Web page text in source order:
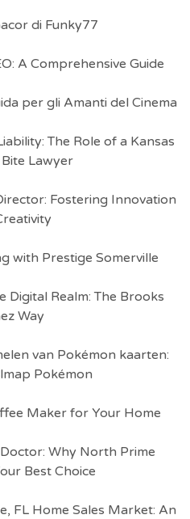
di Funky77
A Comprehensive Guide
per gli Amanti del Cinema
The Role of a Kansas
Lawyer
Fostering Innovation
with Prestige Somerville
Digital Realm: The Brooks
Way
van Pokémon kaarten:
Pokémon
Maker for Your Home
Why North Prime
Best Choice
FL Home Sales Market: An